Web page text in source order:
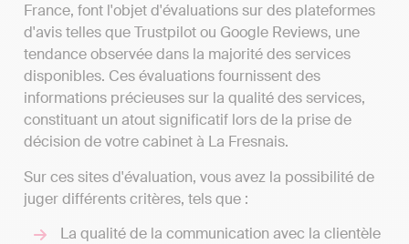
France, font l'objet d'évaluations sur des plateformes
d'avis telles que Trustpilot ou Google Reviews, une
tendance observée dans la majorité des services
disponibles. Ces évaluations fournissent des
informations précieuses sur la qualité des services,
constituant un atout significatif lors de la prise de
décision de votre cabinet à La Fresnais.
Sur ces sites d'évaluation, vous avez la possibilité de
juger différents critères, tels que :
La qualité de la communication avec la clientèle